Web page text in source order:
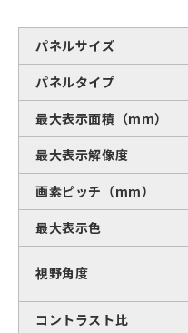
パネルサイズ
パネルタイプ
最大表示面積（mm）
最大表示解像度
画素ピッチ（mm）
最大表示色
視野角度
コントラスト比